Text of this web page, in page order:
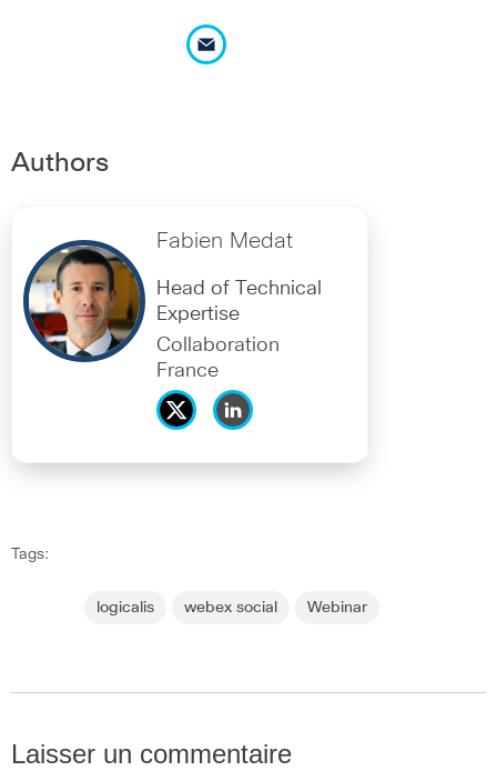
Authors
Fabien Medat
Head of Technical
Expertise
Collaboration
France
Tags:
logicalis webex social Webinar
Laisser un commentaire